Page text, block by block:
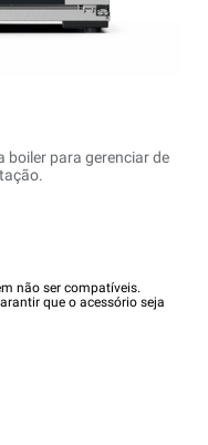
boiler para gerenciar de
não ser compatíveis.
que o acessório seja